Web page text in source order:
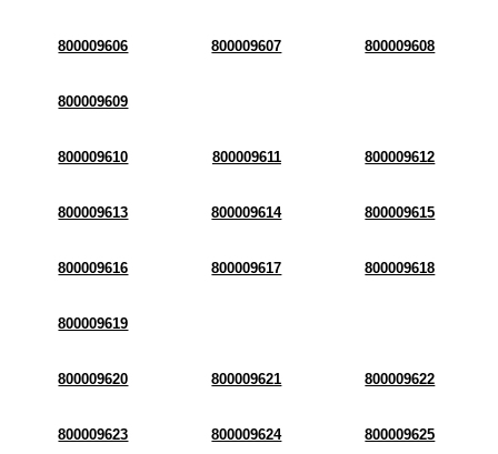
800009606 800009607 800009608
800009609
800009610 800009611 800009612
800009613 800009614 800009615
800009616 800009617 800009618
800009619
800009620 800009621 800009622
800009623 800009624 800009625